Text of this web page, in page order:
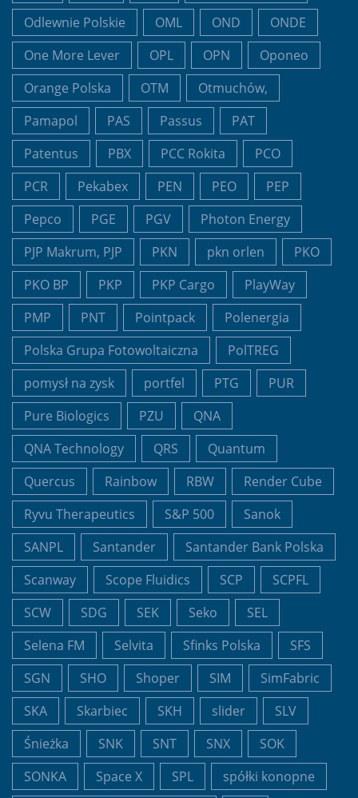
Odlewnie Polskie
OML OND
ONDE
One More Lever
OPL OPN
Oponeo
Orange Polska
OTM
Otmuchów,
Pamapol
PAS Passus
PAT
Patentus
PBX PCC Rokita
PCO
PCR
Pekabex PEN PEO
PEP
Pepco
PGE PGV
Photon Energy
PJP Makrum, PJP
PKN pkn orlen
PKO
PKO BP
PKP PKP Cargo
PlayWay
PMP
PNT Pointpack
Polenergia
Polska Grupa Fotowoltaiczna
PolTREG
pomysł na zysk
portfel PTG
PUR
Pure Biologics
PZU
QNA
QNA Technology
QRS
Quantum
Quercus
Rainbow RBW
Render Cube
Ryvu Therapeutics
S&P 500
Sanok
SANPL
Santander
Santander Bank Polska
Scanway
Scope Fluidics SCP
SCPFL
SCW
SDG SEK Seko
SEL
Selena FM
Selvita Sfinks Polska
SFS
SGN
SHO Shoper SIM
SimFabric
SKA
Skarbiec SKH slider
SLV
Śnieżka
SNK SNT SNX
SOK
SONKA
Space X SPL
spółki konopne